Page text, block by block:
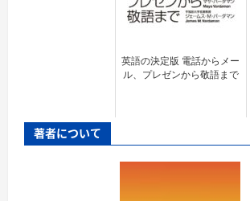
英語の決定版 電話からメー
ル、プレゼンから敬語まで
著者について